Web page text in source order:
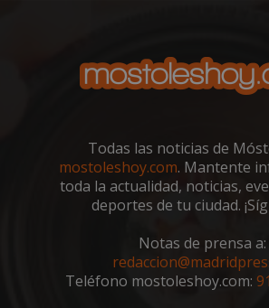
Todas las noticias de
mostoleshoy.com. Mantente
toda la actualidad, noticias,
deportes de tu ciudad.
Notas de prensa a:
Teléfono mostoleshoy.com: